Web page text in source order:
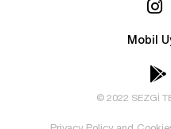
Mobil
© 2022 SEZGİ